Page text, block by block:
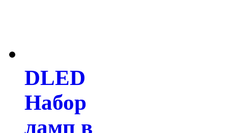
DLED
Набор
ламп в